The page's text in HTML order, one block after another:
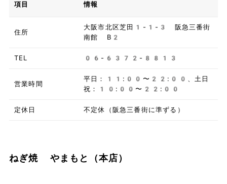
項目 情報
住所
大阪市北区芝田1-1-3 阪急三番街
南館 B2
TEL 06-6372-8813
営業時間
平日：11:00〜22:00、土日
祝：10:00〜22:00
定休日 不定休（阪急三番街に準ずる）
ねぎ焼 やまもと（本店）